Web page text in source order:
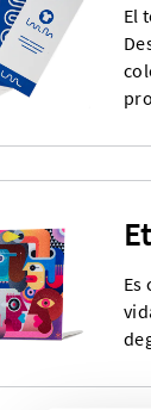
El
Es